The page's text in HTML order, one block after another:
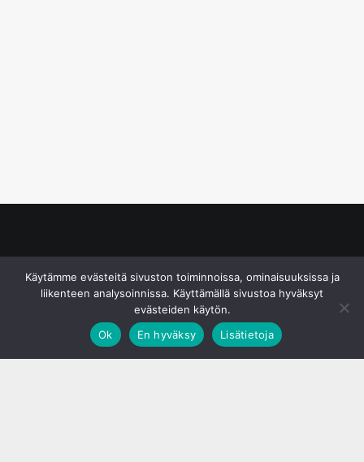
Käytämme evästeitä sivuston toiminnoissa, ominaisuuksissa ja
liikenteen analysoinnissa. Käyttämällä sivustoa hyväksyt
evästeiden käytön.
Ok
En hyväksy Lisätietoja